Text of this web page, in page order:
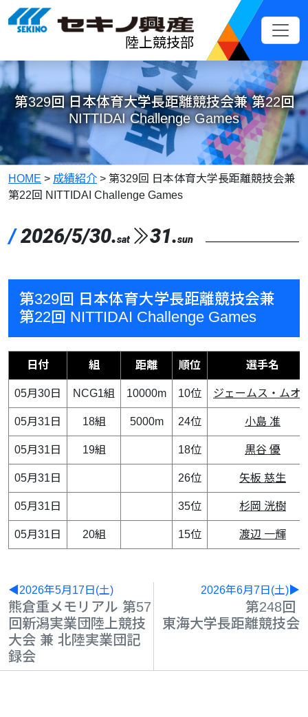
メインコンテンツへスキップ
陸上競技部
第329回 日本体育大学長距離競技会兼 第22回
NITTIDAI Challenge Games
HOME > 成績紹介 > 第329回 日本体育大学長距離競技会兼
第22回 NITTIDAI Challenge Games
/2026/5/30.sat 31.sun
第329回 日本体育大学長距離競技会兼
第22回 NITTIDAI Challenge Games
日付 組 距離 順位 選手名
05月30日 NCG1組 10000m 10位 ジェームス・ムオ
05月31日 18組 5000m 24位 小島 准
05月31日 19組 18位 黒谷 優
05月31日 26位 矢板 慈生
05月31日 35位 杉岡 洸樹
05月31日 20組 15位 渡辺 一輝
◀2026年5月17日(土)
熊倉重メモリアル 第57
回新潟実業団陸上競技
大会 兼 北陸実業団記
録会
2026年6月7日(土)▶
第248回
東海大学長距離競技会